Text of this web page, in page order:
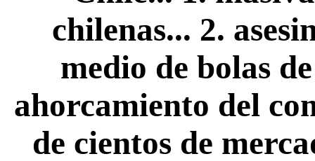
chilenas... 2.
medio de bolas
ahorcamiento del
de cientos de